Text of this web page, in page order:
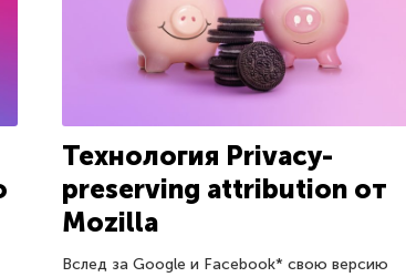
Технология Privacy-
preserving attribution от
Mozilla
Вслед за Google и Facebook* свою версию